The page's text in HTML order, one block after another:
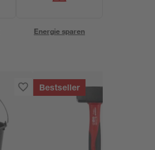
Energie sparen
Bestseller